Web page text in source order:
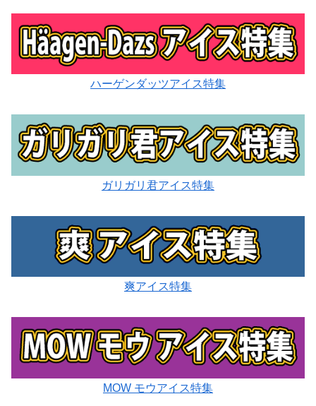
ハーゲンダッツアイス特集
ガリガリ君アイス特集
爽アイス特集
MOW モウアイス特集